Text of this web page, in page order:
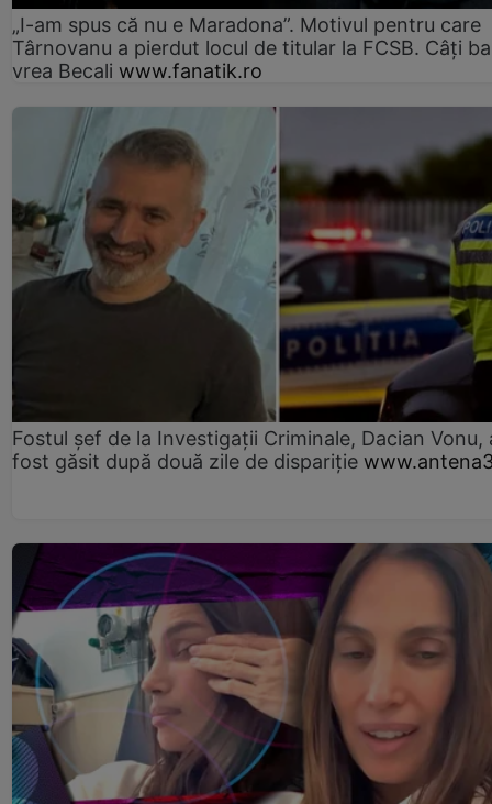
„I-am spus că nu e Maradona”. Motivul pentru care
Târnovanu a pierdut locul de titular la FCSB. Câți
vrea Becali www.fanatik.ro
Fostul șef de la Investigații Criminale, Dacian Vonu,
fost găsit după două zile de dispariţie